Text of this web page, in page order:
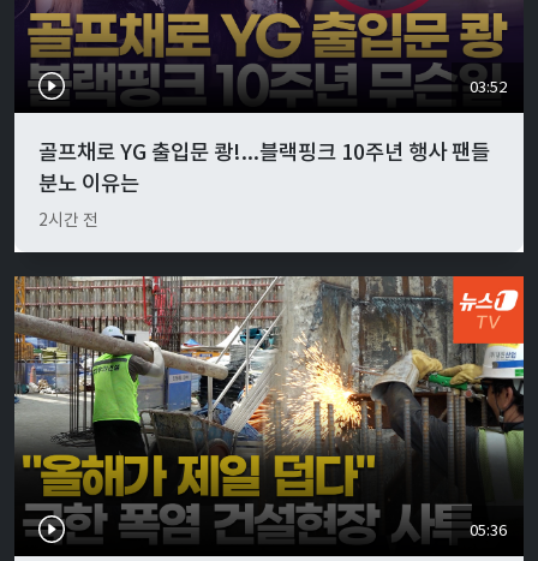
03:52
골프채로 YG 출입문 쾅!...블랙핑크 10주년 행사 팬들
분노 이유는
2시간 전
05:36